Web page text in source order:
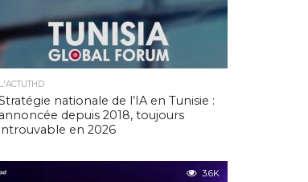
L'ACTUTHD
nationale de l’IA en Tunisie :
annoncée depuis 2018, toujours
en 2026
3.6K